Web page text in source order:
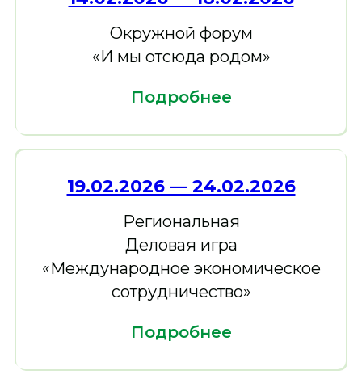
Окружной форум
«И мы отсюда родом»
Подробнее
19.02.2026 — 24.02.2026
Региональная
Деловая игра
«Международное экономическое
сотрудничество»
Подробнее